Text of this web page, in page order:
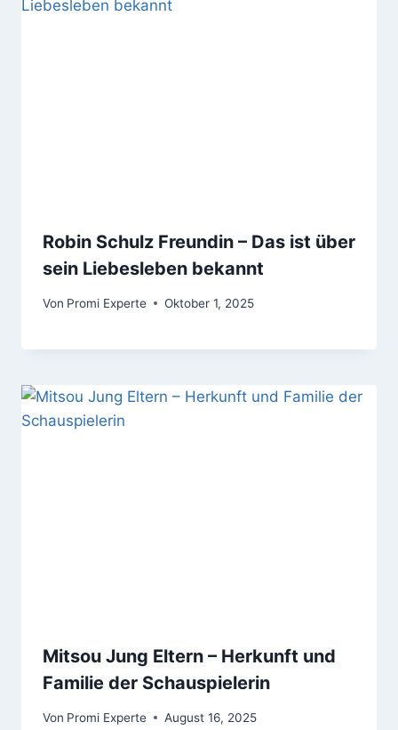
Robin Schulz Freundin – Das ist über
sein Liebesleben bekannt
Von Promi Experte Oktober 1, 2025
Mitsou Jung Eltern – Herkunft und
Familie der Schauspielerin
Von Promi Experte August 16, 2025